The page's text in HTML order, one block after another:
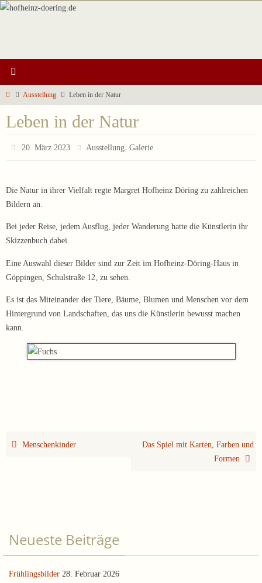
Zum
StartAusstellung Leben in der Natur
Leben in der Natur
20. März 2023 Ausstellung, Galerie
Die Natur in ihrer Vielfalt regte Margret Hofheinz Döring zu zahlreichen
Bildern an.
Bei jeder Reise, jedem Ausflug, jeder Wanderung hatte die Künstlerin ihr
Skizzenbuch dabei.
Eine Auswahl dieser Bilder sind zur Zeit im Hofheinz-Döring-Haus in
Göppingen, Schulstraße 12 , zu sehen.
Es ist das Miteinander der Tiere, Bäume, Blumen und Menschen vor dem
Hintergrund von Landschaften, das uns die Künstlerin bewusst machen
kann.
Menschenkinder
Das Spiel mit Karten, Farben und
Formen
Neueste Beiträge
Frühlingsbilder 28. Februar 2026